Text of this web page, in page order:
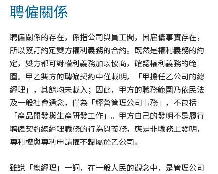
聘僱關係
聘僱關係的存在，係指公司與員工間，因雇傭事實存在，
所以簽訂約定雙方權利義務的合約。既然是權利義務的約
定，雙方都可對權利義務加以協商，確認權利義務的範
圍。甲乙雙方的聘僱契約中僅載明，「甲擔任乙公司的總
經理」，其餘均未載入；因此，甲方的職務範圍乃依民法
及一般社會通念，僅為「經營管理公司事務」，不包括
「產品開發與生產研發工作」。甲方自己的發明不是履行
聘僱契約總經理職務的行為與義務，應是非職務上發明，
專利權與專利申請權不歸屬於乙公司。
雖說「總經理」一詞，在一般人民的觀念中，是管理公司